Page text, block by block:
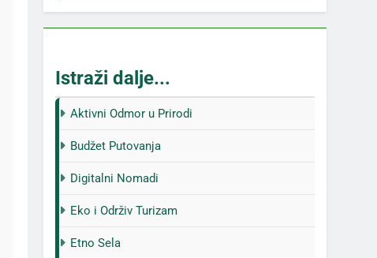
Istraži dalje...
Aktivni Odmor u Prirodi
Budžet Putovanja
Digitalni Nomadi
Eko i Održiv Turizam
Etno Sela